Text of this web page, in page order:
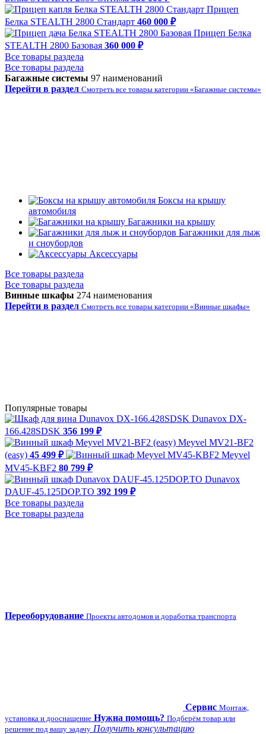
Прицеп
Белка STEALTH 2800 Стандарт 460 000 ₽
Прицеп Белка
STEALTH 2800 Базовая 360 000 ₽
Все товары раздела
Все товары раздела
Багажные системы 97 наименований
Перейти в раздел Смотреть все товары категории «Багажные системы»
Боксы на крышу
автомобиля
Багажники на крышу
Багажники для лыж
и сноубордов
Аксессуары
Все товары раздела
Все товары раздела
Винные шкафы 274 наименования
Перейти в раздел Смотреть все товары категории «Винные шкафы»
Популярные товары
Dunavox DX-
166.428SDSK 356 199 ₽
Meyvel MV21-BF2
(easy) 45 499 ₽
Meyvel
MV45-KBF2 80 799 ₽
Dunavox
DAUF-45.125DOP.TO 392 199 ₽
Все товары раздела
Все товары раздела
Переоборудование Проекты автодомов и доработка транспорта
Сервис Монтаж,
установка и дооснащение Нужна помощь? Подберём товар или
решение под вашу задачу Получить консультацию